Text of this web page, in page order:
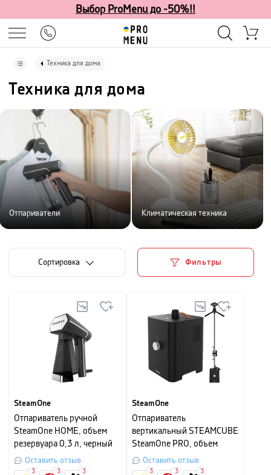
Выбор ProMenu до -50%!!
Техника для дома
Техника для дома
Отпариватели Климатическая техника
Cортировка Фильтры
SteamOne
Отпариватель ручной
SteamOne HOME, объем
резервуара 0,3 л, черный
Оставить отзыв
3 3 3
SteamOne
Отпариватель
вертикальный STEAMCUBE
SteamOne PRO, объем
резервуара 2,5л, черный
Оставить отзыв
3 3 3